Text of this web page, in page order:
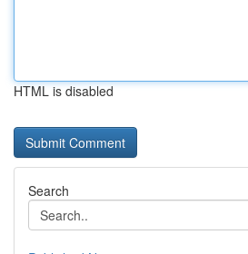
HTML is disabled
Search